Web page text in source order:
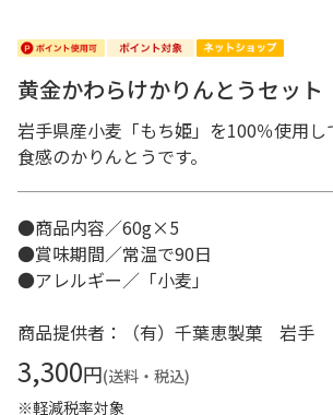
黄金かわらけかりんとうセット
岩手県産小麦「もち姫」を100％使用し
食感のかりんとうです。
●商品内容／60g×5
●賞味期間／常温で90日
●アレルギー／「小麦」
商品提供者：（有）千葉恵製菓 岩手
3,300円(送料・税込)
※軽減税率対象